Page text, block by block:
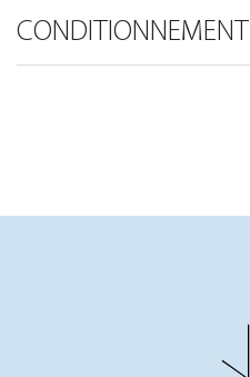
CONDITIONNEMENT